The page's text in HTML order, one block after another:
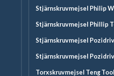
Stjärnskruvmejsel Philip
Stjärnskruvmejsel Phillip
Stjärnskruvmejsel
Stjärnskruvmejsel Pozidriv
Torxskruvmejsel Teng